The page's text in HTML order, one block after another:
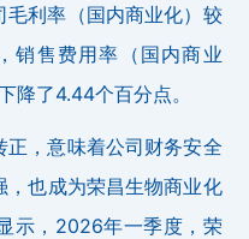
利率（国内商业化）较
销售费用率（国内商业
降了4.44个百分点。
，意味着公司财务安全
也成为荣昌生物商业化
示，2026年一季度，荣